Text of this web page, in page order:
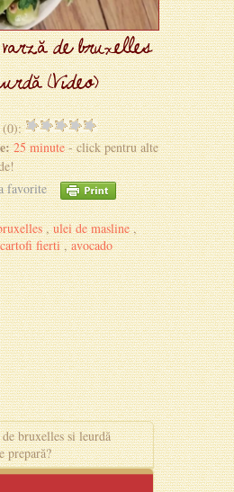
de bruxelles
(Video)
25 minute- click pentru alte
favorite
,ulei de masline,
cartofi fierti,avocado
bruxelles si leurdă
prepară?